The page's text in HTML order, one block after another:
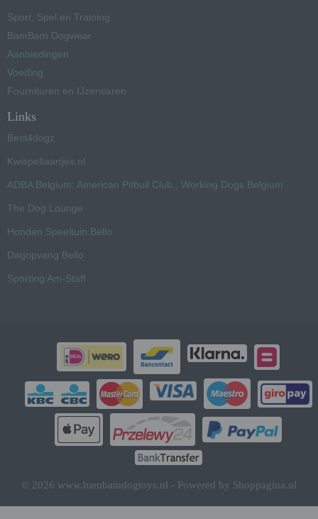
Sport, Spel en Training
BamBam Dogwear
Aanbiedingen
Voeding
Fournituren en IJzerwaren
Links
Best4dogz
Kwispeltaartjes.nl
ADBA Belgium: American Pitbull Club , Working Dogs Belgium
The Dog Lounge
Honden Speeltuin Bello
Dagopvang Bello
Sporting Am-Staff
© 2026 www.bambamdogtoys.nl - Powered by Shoppagina.nl